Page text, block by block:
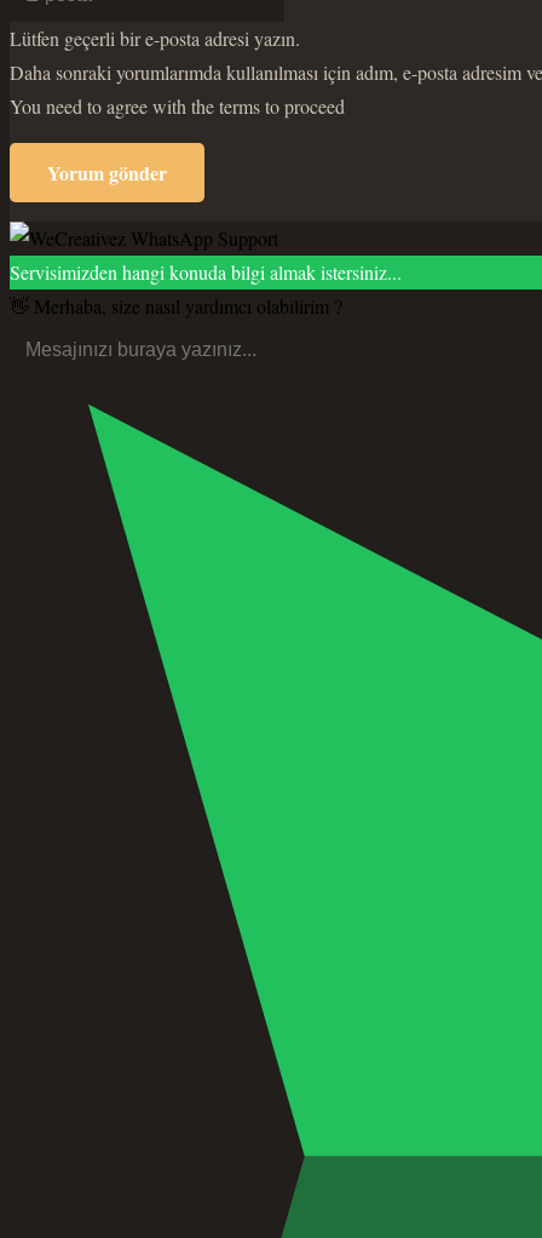
Lütfen geçerli bir e-posta adresi yazın.
Daha sonraki yorumlarımda kullanılması için adım, e-posta adresim
You need to agree with the terms to proceed
Yorum gönder
Servisimizden hangi konuda bilgi almak istersiniz...
👋 Merhaba, size nasıl yardımcı olabilirim ?